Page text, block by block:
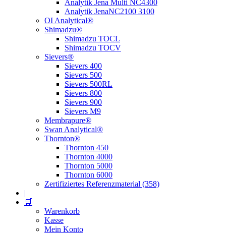
Analytik Jena Multi NC4300
Analytik JenaNC2100 3100
OI Analytical®
Shimadzu®
Shimadzu TOCL
Shimadzu TOCV
Sievers®
Sievers 400
Sievers 500
Sievers 500RL
Sievers 800
Sievers 900
Sievers M9
Membrapure®
Swan Analytical®
Thornton®
Thornton 450
Thornton 4000
Thornton 5000
Thornton 6000
Zertifiziertes Referenzmaterial (358)
|
🛒
Warenkorb
Kasse
Mein Konto